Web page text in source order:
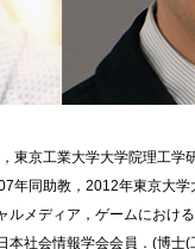
，東京工業大学大学院理工
年同助教，2012年東京大
メディア，ゲームにおけ
本社会情報学会会員．(博士(